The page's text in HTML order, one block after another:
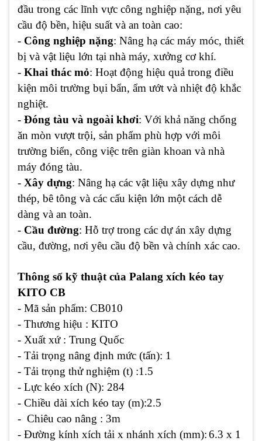
đầu trong các lĩnh vực công nghiệp nặng, nơi yêu
cầu độ bền, hiệu suất và an toàn cao:
- Công nghiệp nặng: Nâng hạ các máy móc, thiết
bị và vật liệu lớn tại nhà máy, xưởng cơ khí.
- Khai thác mỏ: Hoạt động hiệu quả trong điều
kiện môi trường bụi bẩn, ẩm ướt và nhiệt độ khắc
nghiệt.
- Đóng tàu và ngoài khơi: Với khả năng chống
ăn mòn vượt trội, sản phẩm phù hợp với môi
trường biển, công việc trên giàn khoan và nhà
máy đóng tàu.
- Xây dựng: Nâng hạ các vật liệu xây dựng như
thép, bê tông và các cấu kiện lớn một cách dễ
dàng và an toàn.
- Cầu đường: Hỗ trợ trong các dự án xây dựng
cầu, đường, nơi yêu cầu độ bền và chính xác cao.
Thông số kỹ thuật của Palang xích kéo tay
KITO CB
- Mã sản phẩm: CB010
- Thương hiệu : KITO
- Xuất xứ : Trung Quốc
- Tải trọng nâng định mức (tấn): 1
- Tải trọng thử nghiệm (t) :1.5
- Lực kéo xích (N): 284
- Chiều dài xích kéo tay (m):2.5
- Chiêu cao nâng : 3m
- Đường kính xích tải x nhánh xích (mm):6.3 x 1